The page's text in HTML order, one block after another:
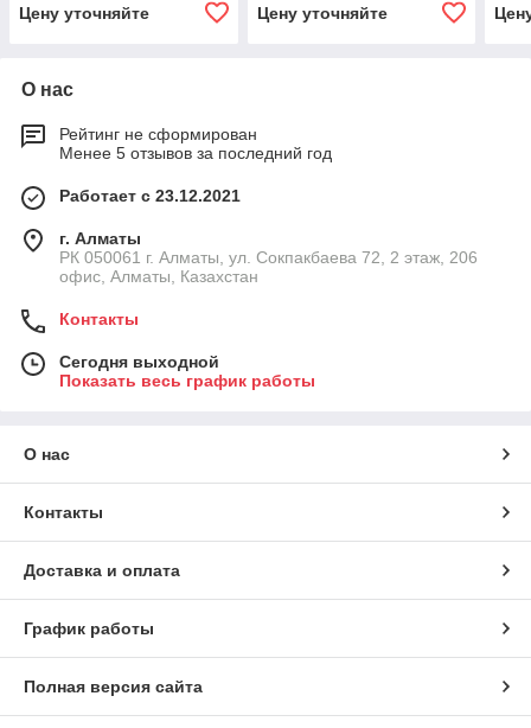
Цену уточняйте
Цену уточняйте
О нас
Рейтинг не сформирован
Менее 5 отзывов за последний год
Работает с 23.12.2021
г. Алматы
РК 050061 г. Алматы, ул. Сокпакбаева 72, 2 этаж, 206
офис, Алматы, Казахстан
Контакты
Сегодня выходной
Показать весь график работы
О нас
Контакты
Доставка и оплата
График работы
Полная версия сайта